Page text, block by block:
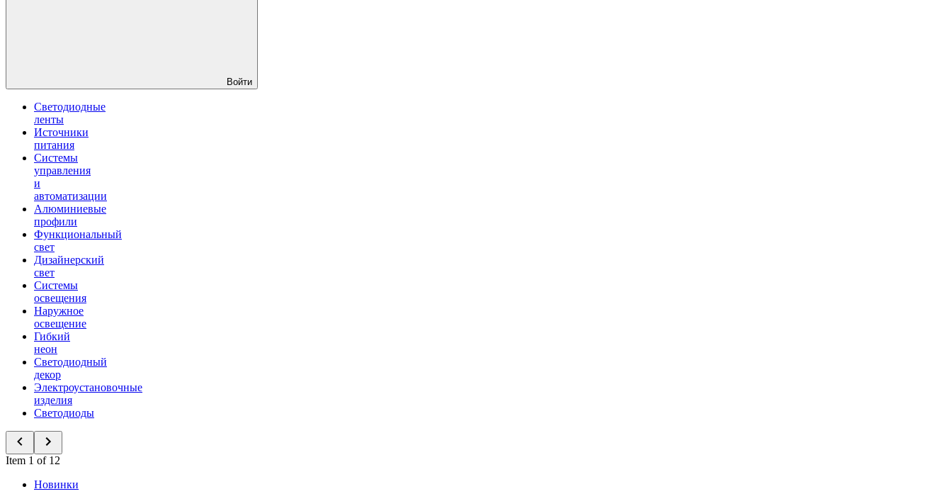
Войти
Светодиодные
ленты
Источники
питания
Системы
управления
и
автоматизации
Алюминиевые
профили
Функциональный
свет
Дизайнерский
свет
Системы
освещения
Наружное
освещение
Гибкий
неон
Светодиодный
декор
Электроустановочные
изделия
Светодиоды
Item 1 of 12
Новинки